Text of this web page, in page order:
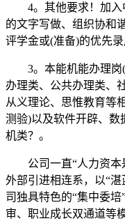
4。其他要求！加入
的文字写做、组织协和
评学金或(准备)的优先录
3。本能机能办理岗(
办理类、公共办理类、
从义理论、思惟教育等
测验)以及软件开辟、数
机类？。
公司一直“人力资本
外部引进相连系，以“
司独具特色的“集中委
审、职业成长双通道等